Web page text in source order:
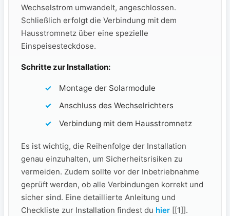
⁣Wechselstrom ⁣umwandelt, angeschlossen.
Schließlich erfolgt⁣ die Verbindung mit ​dem
⁢Hausstromnetz über eine‌ spezielle
Einspeisesteckdose.
Schritte zur‍ Installation:
Montage der Solarmodule
Anschluss des Wechselrichters
Verbindung mit ‌dem Hausstromnetz
Es ist wichtig, die Reihenfolge der Installation
genau einzuhalten, um‌ Sicherheitsrisiken zu
vermeiden. ​Zudem ‍sollte vor ‌der Inbetriebnahme
geprüft werden, ob⁢ alle Verbindungen korrekt ⁢und⁣
sicher sind.​ Eine detaillierte Anleitung und
Checkliste zur​ Installation findest du hier [[1]].